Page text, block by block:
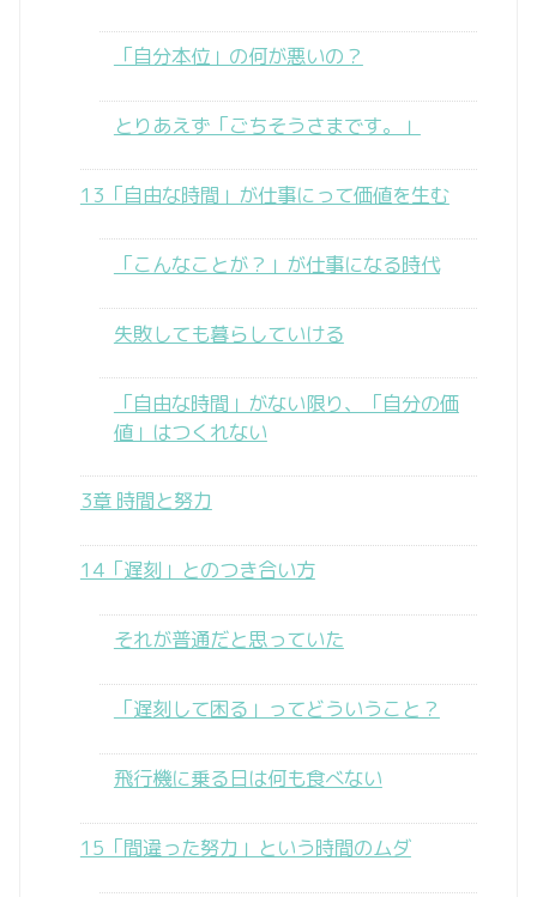
「自分本位」の何が悪いの？
とりあえず「ごちそうさまです。」
13「自由な時間」が仕事にって価値を生む
「こんなことが？」が仕事になる時代
失敗しても暮らしていける
「自由な時間」がない限り、「自分の価
値」はつくれない
3章 時間と努力
14「遅刻」とのつき合い方
それが普通だと思っていた
「遅刻して困る」ってどういうこと？
飛行機に乗る日は何も食べない
15「間違った努力」という時間のムダ